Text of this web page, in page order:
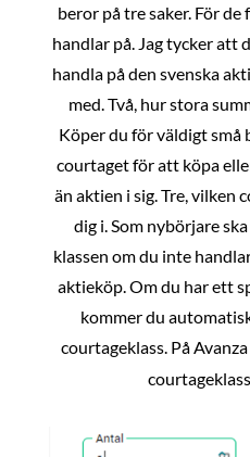
beror på tre saker. För
handlar på. Jag tycker att
handla på den svenska
med. Två, hur stora
Köper du för väldigt små
courtaget för att köpa
än aktien i sig. Tre, vilken
dig i. Som nybörjare
klassen om du inte
aktieköp. Om du har ett
kommer du
courtageklass. På